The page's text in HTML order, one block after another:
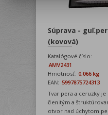
Súprava -
(kovová)
Katalógové číslo:
AMV2431
Hmotnosť: 0,066 kg
EAN: 5997875724313
Tvar pera a ceruzky
členitým a
otvor nad úchytom